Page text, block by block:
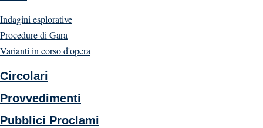
Indagini esplorative
Procedure di Gara
Varianti in corso d'opera
Circolari
Provvedimenti
Pubblici Proclami